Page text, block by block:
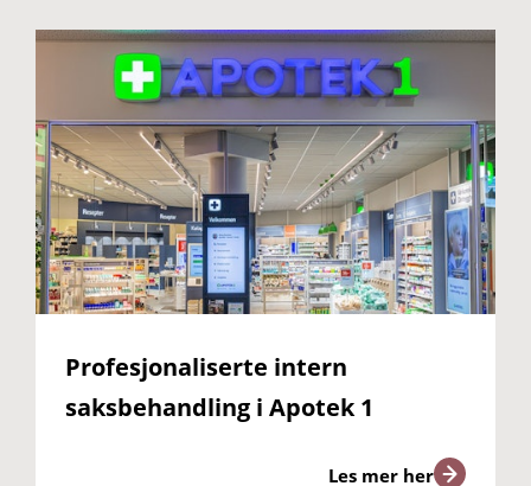
Profesjonaliserte intern
saksbehandling i Apotek 1
Les mer her